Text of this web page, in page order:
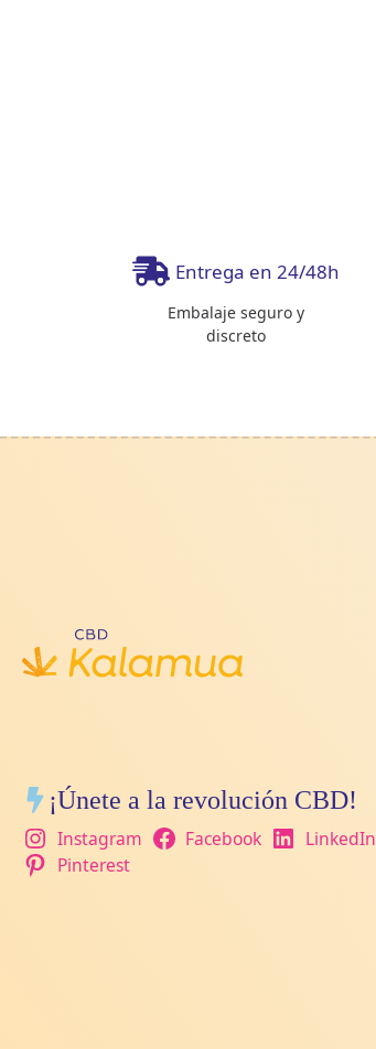
Entrega en 24/48h
Embalaje seguro y
discreto
¡Únete a la revolución CBD!
Instagram Facebook LinkedIn
Pinterest